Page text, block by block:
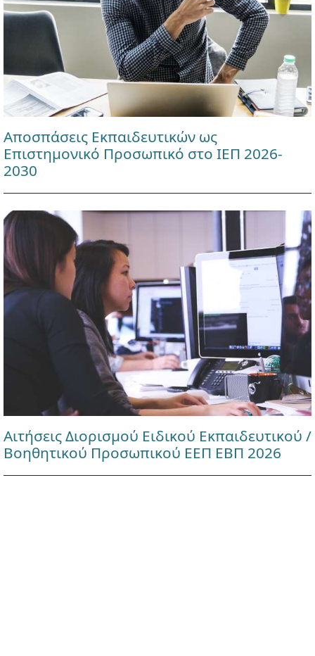
Αποσπάσεις Εκπαιδευτικών ως
Επιστημονικό Προσωπικό στο ΙΕΠ 2026-
2030
Αιτήσεις Διορισμού Ειδικού Εκπαιδευτικού /
Βοηθητικού Προσωπικού ΕΕΠ ΕΒΠ 2026